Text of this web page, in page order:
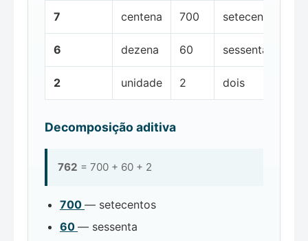
7 centena 700 setecentos
6 dezena 60 sessenta
2 unidade 2 dois
Decomposição aditiva
762 = 700 + 60 + 2
700 — setecentos
60 — sessenta